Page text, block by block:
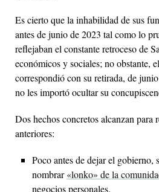
Es cierto que la inhabilidad de sus
antes de junio de 2023 tal como lo
reflejaban el constante retroceso de
económicos y sociales; no obstante,
correspondió con su retirada, de
no les importó ocultar su
Dos hechos concretos alcanzan para
anteriores:
Poco antes de dejar el gobierno,
nombrar«lonko» de la
negocios personales.